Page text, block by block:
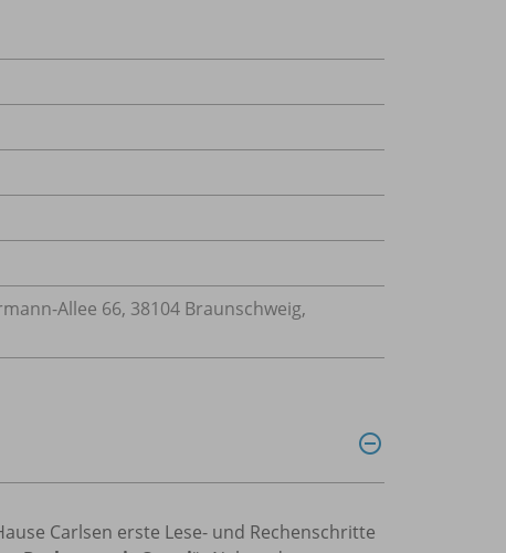
Allee 66, 38104 Braunschweig,
Carlsen erste Lese- und Rechenschritte